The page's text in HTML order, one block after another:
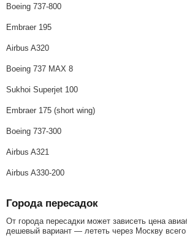
Boeing 737-800
Embraer 195
Airbus A320
Boeing 737 MAX 8
Sukhoi Superjet 100
Embraer 175 (short wing)
Boeing 737-300
Airbus A321
Airbus A330-200
Города пересадок
От города пересадки может зависеть цена
дешевый вариант — лететь через Москву всего